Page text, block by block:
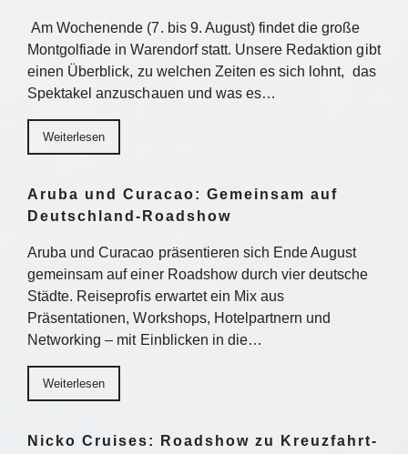
Am Wochenende (7. bis 9. August) findet die große
Montgolfiade in Warendorf statt. Unsere Redaktion gibt
einen Überblick, zu welchen Zeiten es sich lohnt, das
Spektakel anzuschauen und was es…
Weiterlesen
Aruba und Curacao: Gemeinsam auf
Deutschland-Roadshow
Aruba und Curacao präsentieren sich Ende August
gemeinsam auf einer Roadshow durch vier deutsche
Städte. Reiseprofis erwartet ein Mix aus
Präsentationen, Workshops, Hotelpartnern und
Networking – mit Einblicken in die…
Weiterlesen
Nicko Cruises: Roadshow zu Kreuzfahrt-